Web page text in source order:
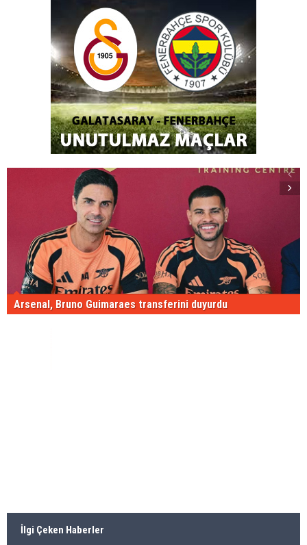
Arsenal, Bruno Guimaraes transferini duyurdu
İlgi Çeken Haberler